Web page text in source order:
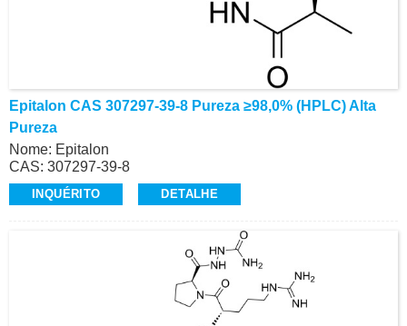
Epitalon CAS 307297-39-8 Pureza ≥98,0% (HPLC) Alta
Pureza
Nome: Epitalon
CAS: 307297-39-8
Sequência: Ala-Glu-Asp-Gly
Aparência: Pó Liofilizado Branco
Celular/Wechat/WhatsApp: +86-15601663162
E-Mail: alvin@ruifuchem.com
INQUÉRITO DETALHE